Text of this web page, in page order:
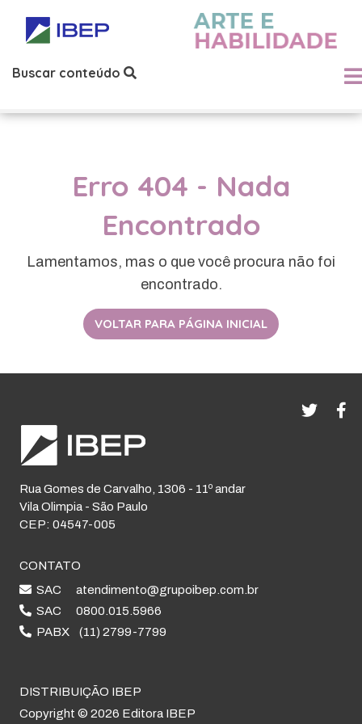
Buscar conteúdo
Erro 404 - Nada
Encontrado
Lamentamos, mas o que você procura não foi
encontrado.
VOLTAR PARA PÁGINA INICIAL
Rua Gomes de Carvalho, 1306 - 11º andar
Vila Olimpia - São Paulo
CEP: 04547-005
CONTATO
SAC atendimento@grupoibep.com.br
SAC 0800.015.5966
PABX (11) 2799-7799
DISTRIBUIÇÃO IBEP
Copyright © 2026 Editora IBEP